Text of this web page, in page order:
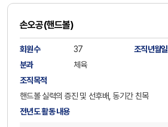
손오공(핸드볼)
회원수 37 조직년월일
분과
체육
조직목적
핸드볼 실력의 증진 및 선후배, 동기간 친목
전년도 활동 내용